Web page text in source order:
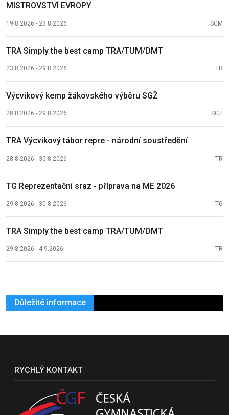
MISTROVSTVÍ EVROPY
19.8.2026 - 23.8.2026 SGM
TRA Simply the best camp TRA/TUM/DMT
23.8.2026 - 29.8.2026 TR
Výcvikový kemp žákovského výběru SGŽ
28.8.2026 - 29.8.2026 SGZ
TRA Výcvikový tábor repre - národní soustředění
28.8.2026 - 30.8.2026 TR
TG Reprezentační sraz - příprava na ME 2026
29.8.2026 - 30.8.2026 TG
TRA Simply the best camp TRA/TUM/DMT
29.8.2026 - 4.9.2026 TR
Důležité informace
RYCHLÝ KONTAKT